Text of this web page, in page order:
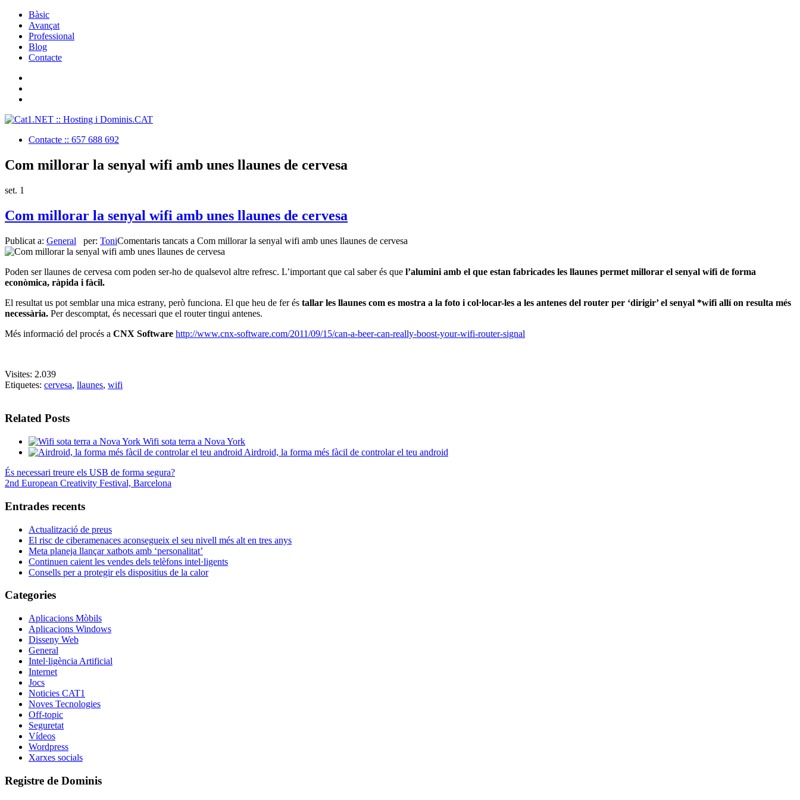
Bàsic
Avançat
Professional
Blog
Contacte
Contacte :: 657 688 692
Com millorar la senyal wifi amb unes llaunes de cervesa
set. 1
Com millorar la senyal wifi amb unes llaunes de cervesa
Publicat a: General per: ToniComentaris tancats a Com millorar la senyal wifi amb unes llaunes de cervesa
Poden ser llaunes de cervesa com poden ser-ho de qualsevol altre refresc. L’important que cal saber és que l’alumini amb el que estan fabricades les llaunes permet millorar el senyal wifi de forma
econòmica, ràpida i fàcil.
El resultat us pot semblar una mica estrany, però funciona. El que heu de fer és tallar les llaunes com es mostra a la foto i col·locar-les a les antenes del router per ‘dirigir’ el senyal *wifi allí on resulta més
necessària. Per descomptat, és necessari que el router tingui antenes.
Més informació del procés a CNX Software http://www.cnx-software.com/2011/09/15/can-a-beer-can-really-boost-your-wifi-router-signal
Visites: 2.039
Etiquetes: cervesa, llaunes, wifi
Related Posts
Wifi sota terra a Nova York
Airdroid, la forma més fàcil de controlar el teu android
És necessari treure els USB de forma segura?
2nd European Creativity Festival, Barcelona
Entrades recents
Actualització de preus
El risc de ciberamenaces aconsegueix el seu nivell més alt en tres anys
Meta planeja llançar xatbots amb ‘personalitat’
Continuen caient les vendes dels telèfons intel·ligents
Consells per a protegir els dispositius de la calor
Categories
Aplicacions Mòbils
Aplicacions Windows
Disseny Web
General
Intel·ligència Artificial
Internet
Jocs
Noticies CAT1
Noves Tecnologies
Off-topic
Seguretat
Vídeos
Wordpress
Xarxes socials
Registre de Dominis